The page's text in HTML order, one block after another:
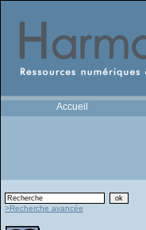
Accueil
>Recherche avancée